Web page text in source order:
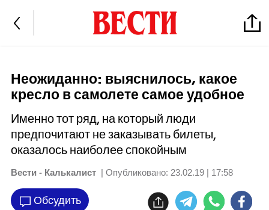
Неожиданно: выяснилось, какое
кресло в самолете самое удобное
Именно тот ряд, на который люди
предпочитают не заказывать билеты,
оказалось наиболее спокойным
Вести - Калькалист | Опубликовано: 23.02.19 | 17:58
Обсудить